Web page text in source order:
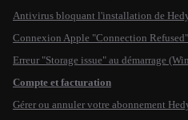
Antivirus bloquant l'installation de
Connexion Apple "Connection
Erreur "Storage issue" au démarrage
Compte et facturation
Gérer ou annuler votre abonnement